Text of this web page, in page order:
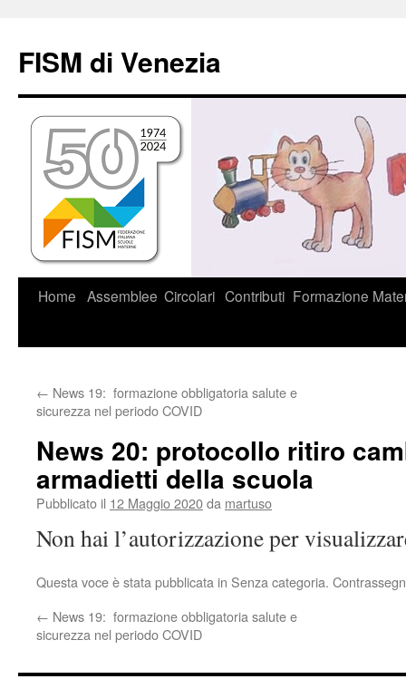
contenuto
FISM di Venezia
Home Assemblee Circolari Contributi Formazione
← News 19: formazione obbligatoria salute e
sicurezza nel periodo COVID
News 20: protocollo ritiro
armadietti della scuola
Pubblicato il 12 Maggio 2020da martuso
Non hai l’autorizzazione per
Questa voce è stata pubblicata in Senza categoria.
← News 19: formazione obbligatoria salute e
sicurezza nel periodo COVID